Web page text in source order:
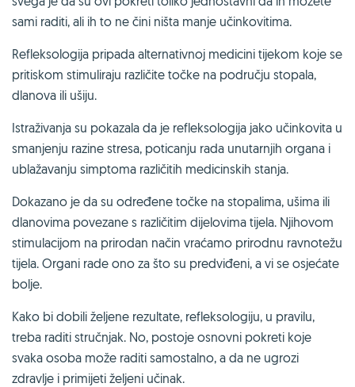
sami raditi, ali ih to ne čini ništa manje učinkovitima.
Refleksologija pripada alternativnoj medicini tijekom koje se
pritiskom stimuliraju različite točke na području stopala,
dlanova ili ušiju.
Istraživanja su pokazala da je refleksologija jako učinkovita u
smanjenju razine stresa, poticanju rada unutarnjih organa i
ublažavanju simptoma različitih medicinskih stanja.
Dokazano je da su određene točke na stopalima, ušima ili
dlanovima povezane s različitim dijelovima tijela. Njihovom
stimulacijom na prirodan način vraćamo prirodnu ravnotežu
tijela. Organi rade ono za što su predviđeni, a vi se osjećate
bolje.
Kako bi dobili željene rezultate, refleksologiju, u pravilu,
treba raditi stručnjak. No, postoje osnovni pokreti koje
svaka osoba može raditi samostalno, a da ne ugrozi
zdravlje i primijeti željeni učinak.